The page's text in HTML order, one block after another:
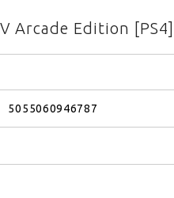
Arcade Edition [PS4]
5055060946787